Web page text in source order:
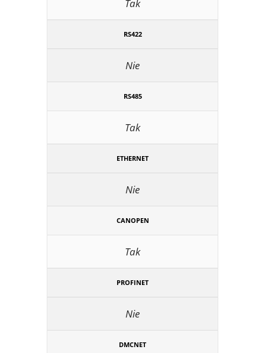
Tak
RS422
Nie
RS485
Tak
ETHERNET
Nie
CANOPEN
Tak
PROFINET
Nie
DMCNET